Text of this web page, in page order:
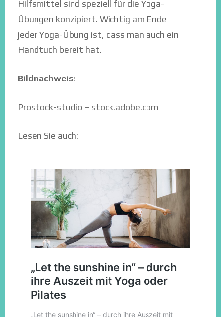
Hilfsmittel sind speziell für die Yoga-
Übungen konzipiert. Wichtig am Ende
jeder Yoga-Übung ist, dass man auch ein
Handtuch bereit hat.
Bildnachweis:
Prostock-studio – stock.adobe.com
Lesen Sie auch: